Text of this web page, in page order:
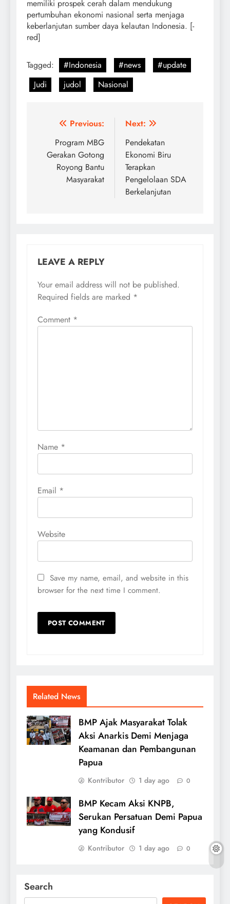
memiliki prospek cerah dalam mendukung
pertumbuhan ekonomi nasional serta menjaga
keberlanjutan sumber daya kelautan Indonesia. [-
red]
Tagged: #Indonesia #news
#update
Judi
judol Nasional
Post
navigation
Previous:
Program MBG
Gerakan Gotong
Royong Bantu
Masyarakat
Next:
Pendekatan
Ekonomi Biru
Terapkan
Pengelolaan SDA
Berkelanjutan
LEAVE A REPLY
Your email address will not be published.
Required fields are marked *
Comment *
Name *
Email *
Website
Save my name, email, and website in this
browser for the next time I comment.
Related News
BMP Ajak Masyarakat Tolak
Aksi Anarkis Demi Menjaga
Keamanan dan Pembangunan
Papua
Kontributor 1 day ago 0
BMP Kecam Aksi KNPB,
Serukan Persatuan Demi Papua
yang Kondusif
Kontributor 1 day ago 0
Search